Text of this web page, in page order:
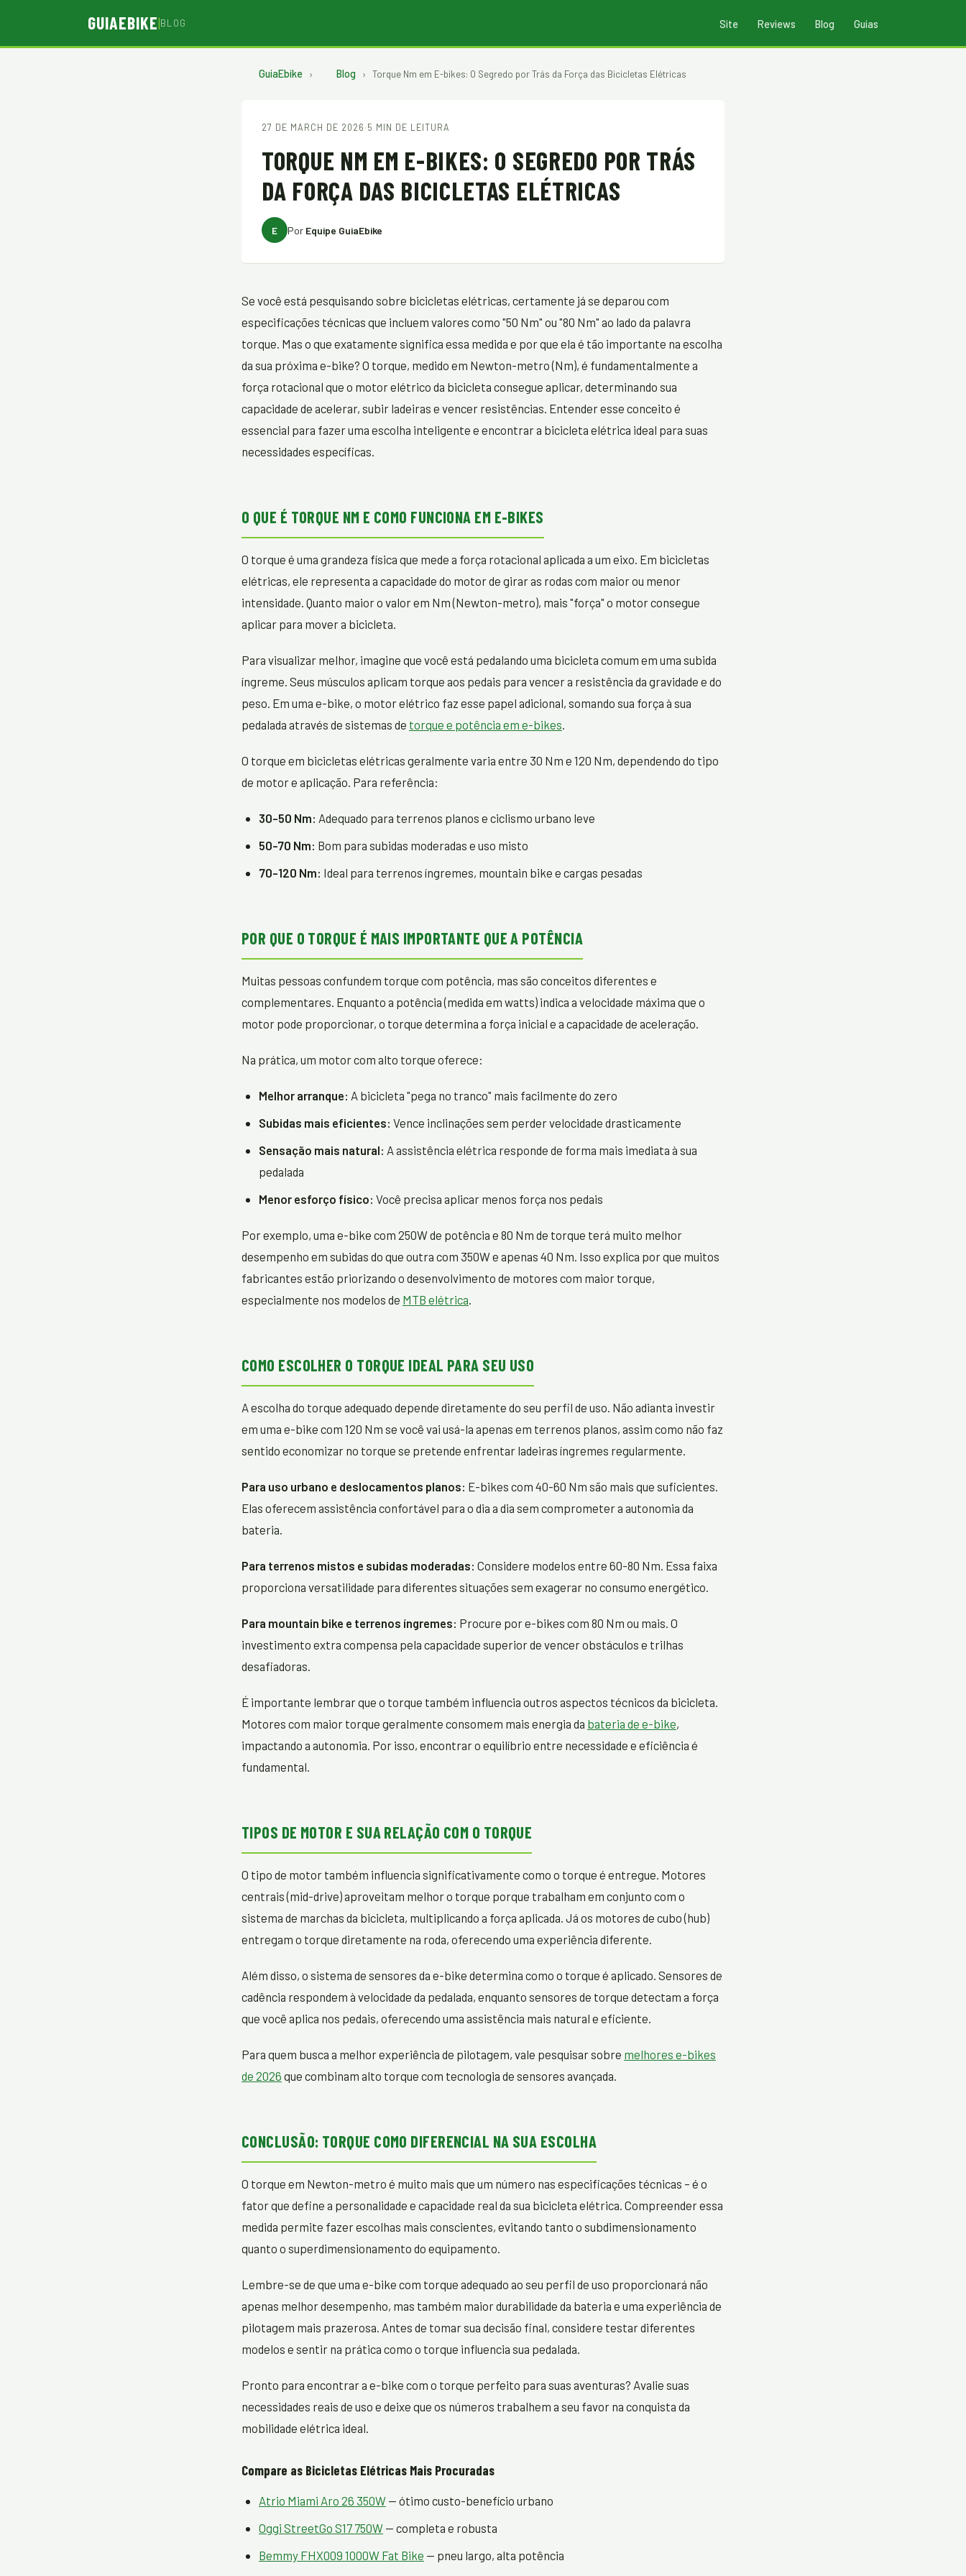
GUIAEBIKE|BLOG Site Reviews Blog Guias
GuiaEbike › Blog › Torque Nm em E-bikes: O Segredo por Trás da Força das Bicicletas Elétricas
27 DE MARCH DE 2026 · 5 MIN DE LEITURA
TORQUE NM EM E-BIKES: O SEGREDO POR TRÁS
DA FORÇA DAS BICICLETAS ELÉTRICAS
E Por Equipe GuiaEbike
Se você está pesquisando sobre bicicletas elétricas, certamente já se deparou com
especificações técnicas que incluem valores como "50 Nm" ou "80 Nm" ao lado da palavra
torque. Mas o que exatamente significa essa medida e por que ela é tão importante na escolha
da sua próxima e-bike? O torque, medido em Newton-metro (Nm), é fundamentalmente a
força rotacional que o motor elétrico da bicicleta consegue aplicar, determinando sua
capacidade de acelerar, subir ladeiras e vencer resistências. Entender esse conceito é
essencial para fazer uma escolha inteligente e encontrar a bicicleta elétrica ideal para suas
necessidades específicas.
O QUE É TORQUE NM E COMO FUNCIONA EM E-BIKES
O torque é uma grandeza física que mede a força rotacional aplicada a um eixo. Em bicicletas
elétricas, ele representa a capacidade do motor de girar as rodas com maior ou menor
intensidade. Quanto maior o valor em Nm (Newton-metro), mais "força" o motor consegue
aplicar para mover a bicicleta.
Para visualizar melhor, imagine que você está pedalando uma bicicleta comum em uma subida
íngreme. Seus músculos aplicam torque aos pedais para vencer a resistência da gravidade e do
peso. Em uma e-bike, o motor elétrico faz esse papel adicional, somando sua força à sua
pedalada através de sistemas de torque e potência em e-bikes.
O torque em bicicletas elétricas geralmente varia entre 30 Nm e 120 Nm, dependendo do tipo
de motor e aplicação. Para referência:
30-50 Nm: Adequado para terrenos planos e ciclismo urbano leve
50-70 Nm: Bom para subidas moderadas e uso misto
70-120 Nm: Ideal para terrenos íngremes, mountain bike e cargas pesadas
POR QUE O TORQUE É MAIS IMPORTANTE QUE A POTÊNCIA
Muitas pessoas confundem torque com potência, mas são conceitos diferentes e
complementares. Enquanto a potência (medida em watts) indica a velocidade máxima que o
motor pode proporcionar, o torque determina a força inicial e a capacidade de aceleração.
Na prática, um motor com alto torque oferece:
Melhor arranque: A bicicleta "pega no tranco" mais facilmente do zero
Subidas mais eficientes: Vence inclinações sem perder velocidade drasticamente
Sensação mais natural: A assistência elétrica responde de forma mais imediata à sua
pedalada
Menor esforço físico: Você precisa aplicar menos força nos pedais
Por exemplo, uma e-bike com 250W de potência e 80 Nm de torque terá muito melhor
desempenho em subidas do que outra com 350W e apenas 40 Nm. Isso explica por que muitos
fabricantes estão priorizando o desenvolvimento de motores com maior torque,
especialmente nos modelos de MTB elétrica.
COMO ESCOLHER O TORQUE IDEAL PARA SEU USO
A escolha do torque adequado depende diretamente do seu perfil de uso. Não adianta investir
em uma e-bike com 120 Nm se você vai usá-la apenas em terrenos planos, assim como não faz
sentido economizar no torque se pretende enfrentar ladeiras íngremes regularmente.
Para uso urbano e deslocamentos planos: E-bikes com 40-60 Nm são mais que suficientes.
Elas oferecem assistência confortável para o dia a dia sem comprometer a autonomia da
bateria.
Para terrenos mistos e subidas moderadas: Considere modelos entre 60-80 Nm. Essa faixa
proporciona versatilidade para diferentes situações sem exagerar no consumo energético.
Para mountain bike e terrenos íngremes: Procure por e-bikes com 80 Nm ou mais. O
investimento extra compensa pela capacidade superior de vencer obstáculos e trilhas
desafiadoras.
É importante lembrar que o torque também influencia outros aspectos técnicos da bicicleta.
Motores com maior torque geralmente consomem mais energia da bateria de e-bike,
impactando a autonomia. Por isso, encontrar o equilíbrio entre necessidade e eficiência é
fundamental.
TIPOS DE MOTOR E SUA RELAÇÃO COM O TORQUE
O tipo de motor também influencia significativamente como o torque é entregue. Motores
centrais (mid-drive) aproveitam melhor o torque porque trabalham em conjunto com o
sistema de marchas da bicicleta, multiplicando a força aplicada. Já os motores de cubo (hub)
entregam o torque diretamente na roda, oferecendo uma experiência diferente.
Além disso, o sistema de sensores da e-bike determina como o torque é aplicado. Sensores de
cadência respondem à velocidade da pedalada, enquanto sensores de torque detectam a força
que você aplica nos pedais, oferecendo uma assistência mais natural e eficiente.
Para quem busca a melhor experiência de pilotagem, vale pesquisar sobre melhores e-bikes
de 2026 que combinam alto torque com tecnologia de sensores avançada.
CONCLUSÃO: TORQUE COMO DIFERENCIAL NA SUA ESCOLHA
O torque em Newton-metro é muito mais que um número nas especificações técnicas – é o
fator que define a personalidade e capacidade real da sua bicicleta elétrica. Compreender essa
medida permite fazer escolhas mais conscientes, evitando tanto o subdimensionamento
quanto o superdimensionamento do equipamento.
Lembre-se de que uma e-bike com torque adequado ao seu perfil de uso proporcionará não
apenas melhor desempenho, mas também maior durabilidade da bateria e uma experiência de
pilotagem mais prazerosa. Antes de tomar sua decisão final, considere testar diferentes
modelos e sentir na prática como o torque influencia sua pedalada.
Pronto para encontrar a e-bike com o torque perfeito para suas aventuras? Avalie suas
necessidades reais de uso e deixe que os números trabalhem a seu favor na conquista da
mobilidade elétrica ideal.
Compare as Bicicletas Elétricas Mais Procuradas
Atrio Miami Aro 26 350W — ótimo custo-benefício urbano
Oggi StreetGo S17 750W — completa e robusta
Bemmy FHX009 1000W Fat Bike — pneu largo, alta potência